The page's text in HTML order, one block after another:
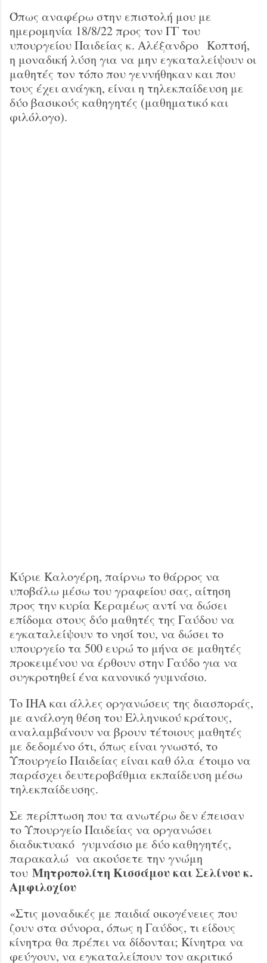
Όπως αναφέρω στην επιστολή μου με
ημερομηνία 18/8/22 προς τον ΓΓ του
υπουργείου Παιδείας κ. Αλέξανδρο Κοπτσή,
η μοναδική λύση για να μην εγκαταλείψουν οι
μαθητές τον τόπο που γεννήθηκαν και που
τους έχει ανάγκη, είναι η τηλεκπαίδευση με
δύο βασικούς καθηγητές (μαθηματικό και
φιλόλογο).
Κύριε Καλογέρη, παίρνω το θάρρος να
υποβάλω μέσω του γραφείου σας, αίτηση
προς την κυρία Κεραμέως αντί να δώσει
επίδομα στους δύο μαθητές της Γαύδου να
εγκαταλείψουν το νησί του, να δώσει το
υπουργείο τα 500 ευρώ το μήνα σε μαθητές
προκειμένου να έρθουν στην Γαύδο για να
συγκροτηθεί ένα κανονικό γυμνάσιο.
Το ΙΗΑ και άλλες οργανώσεις της διασποράς,
με ανάλογη θέση του Ελληνικού κράτους,
αναλαμβάνουν να βρουν τέτοιους μαθητές
με δεδομένο ότι, όπως είναι γνωστό, το
Υπουργείο Παιδείας είναι καθ όλα έτοιμο να
παράσχει δευτεροβάθμια εκπαίδευση μέσω
τηλεκπαίδευσης.
Σε περίπτωση που τα ανωτέρω δεν έπεισαν
το Υπουργείο Παιδείας να οργανώσει
διαδικτυακό γυμνάσιο με δύο καθηγητές,
παρακαλώ να ακούσετε την γνώμη
του Μητροπολίτη Κισσάμου και Σελίνου κ.
Αμφιλοχίου
«Στις μοναδικές με παιδιά οικογένειες που
ζουν στα σύνορα, όπως η Γαύδος, τι είδους
κίνητρα θα πρέπει να δίδονται; Κίνητρα να
φεύγουν, να εγκαταλείπουν τον ακριτικό